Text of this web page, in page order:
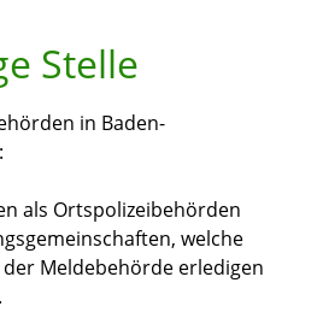
Stelle
in Baden-
als Ortspolizeibehörden
welche
Meldebehörde erledigen